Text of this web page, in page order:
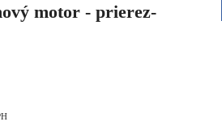
motor - prierez-